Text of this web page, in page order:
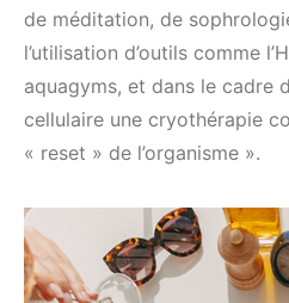
de méditation, de
l’utilisation d’outils comme
aquagyms, et dans le cadre
cellulaire une cryothérapie
« reset » de l’organisme ».